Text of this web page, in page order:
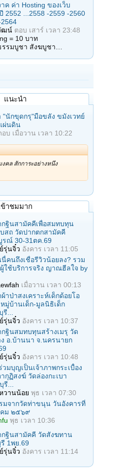
ค ค่า Hosting ของเว็บ
2552 ...2558 -2559 -2560
ฒน์ ตอบ เสาร์ เวลา 23:48
= 10 บาท
รมบูชา สังฆบูชา…
แนะนำ
"นักขุดกรุ"มือขลัง ขมังเวทย์
ผ่นดิน
อบ เมื่อวาน เวลา 10:22
คล สักการะอย่างหนึ่ง
ข้าชมมาก
กฐินสามัคคีเพื่อสมทบทุน
สถ วัดปากตกสามัคคี
รณ์ 30-31ตค.69
รุ่นจิ๋ว อังคาร เวลา 11:05
คนถึงเชื่อรีวิวน้อยลง? รวม
ใช้บริการจริง ญาณฮีลใจ by
เมื่อวาน เวลา 00:13
าป่าสงเคราะห์เด็กด้อยโอ
มู่บ้านเด็ก-มูลนิธิเด็ก
...
รุ่นจิ๋ว อังคาร เวลา 10:37
ฐินสมทบทุนสร้างเมรุ วัด
อ.บ้านนา จ.นครนายก
รุ่นจิ๋ว อังคาร เวลา 10:48
มบุญเป็นเจ้าภาพกระเบื้อง
กุฏิสงฆ์ วัดล่องกะเบา
...
วานน้อย พุธ เวลา 07:30
มจากวัดท่าขนุน วันอังคารที่
ม ๒๕๖๙
พุธ เวลา 10:36
กฐินสามัคคี วัดสังฆทาน
1พย.69
รุ่นจิ๋ว อังคาร เวลา 11:14